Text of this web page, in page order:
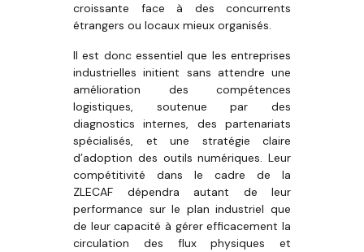
croissante face à des concurrents
étrangers ou locaux mieux organisés.
Il est donc essentiel que les entreprises
industrielles initient sans attendre une
amélioration des compétences
logistiques, soutenue par des
diagnostics internes, des partenariats
spécialisés, et une stratégie claire
d’adoption des outils numériques. Leur
compétitivité dans le cadre de la
ZLECAF dépendra autant de leur
performance sur le plan industriel que
de leur capacité à gérer efficacement la
circulation des flux physiques et